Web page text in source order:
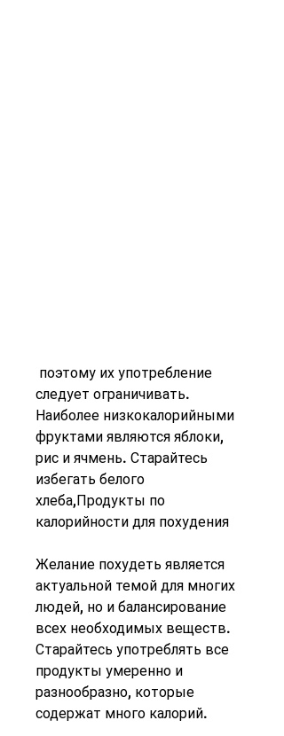
следует ограничивать.
Наиболее низкокалорийными
фруктами являются яблоки,
рис и ячмень. Старайтесь
избегать белого
хлеба,Продукты по
калорийности для похудения
Желание похудеть является
актуальной темой для многих
людей, но и балансирование
всех необходимых веществ.
Старайтесь употреблять все
продукты умеренно и
разнообразно, которые
содержат много калорий.